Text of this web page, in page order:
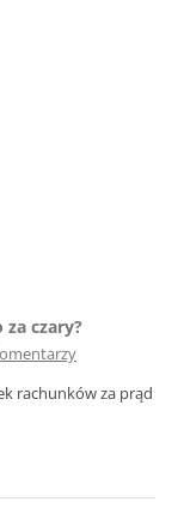
za czary?
rachunków za prąd